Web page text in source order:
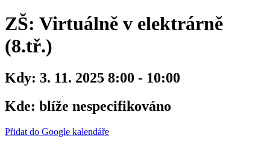
ZŠ: Virtuálně v elektrárně
(8.tř.)
Kdy: 3. 11. 2025 8:00 - 10:00
Kde: blíže nespecifikováno
Přidat do Google kalendáře